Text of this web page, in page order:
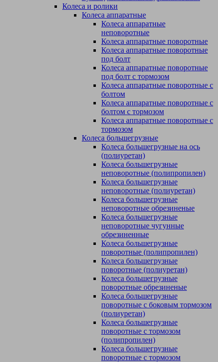
Колеса и ролики
Колеса аппаратные
Колеса аппаратные
неповоротные
Колеса аппаратные поворотные
Колеса аппаратные поворотные
под болт
Колеса аппаратные поворотные
под болт с тормозом
Колеса аппаратные поворотные с
болтом
Колеса аппаратные поворотные с
болтом с тормозом
Колеса аппаратные поворотные с
тормозом
Колеса большегрузные
Колеса большегрузные на ось
(полиуретан)
Колеса большегрузные
неповоротные (полипропилен)
Колеса большегрузные
неповоротные (полиуретан)
Колеса большегрузные
неповоротные обрезиненые
Колеса большегрузные
неповоротные чугунные
обрезиненные
Колеса большегрузные
поворотные (полипропилен)
Колеса большегрузные
поворотные (полиуретан)
Колеса большегрузные
поворотные обрезиненые
Колеса большегрузные
поворотные с боковым тормозом
(полиуретан)
Колеса большегрузные
поворотные с тормозом
(полипропилен)
Колеса большегрузные
поворотные с тормозом